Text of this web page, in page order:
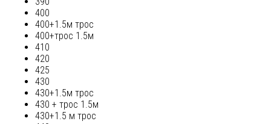
400
400+1.5м трос
400+трос 1.5м
410
420
425
430
430+1.5м трос
430 + трос 1.5м
430+1.5 м трос